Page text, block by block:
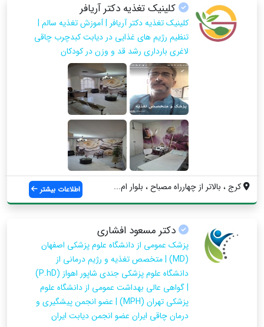
کلینیک تغذیه دکتر آریافر
کلینیک تغذیه دکتر آریافر | آموزش تغذیه سالم |
تنظیم رژیم های غذایی در دیابت کبدچرب چاقی
لاغری بارداری رشد قد و وزن در کودکان
کرج ، بالاتر از چهارراه مصباح ، بلوار ام... اطلاعات بیشتر
دکتر مسعود افشاری
پزشک عمومی از دانشگاه علوم پزشکی اصفهان
(MD) | متخصص تغذیه و رژیم درمانی از
دانشگاه علوم پزشکی جندی شاپور اهواز (P.hD)
| گواهی عالی بهداشت عمومی از دانشگاه علوم
پزشکی تهران (MPH) | عضو انجمن پیشگیری و
درمان چاقی ایران عضو انجمن دیابت ایران